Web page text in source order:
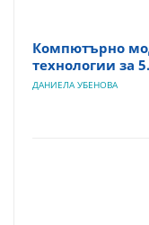
Компютърно
технологии за
ДАНИЕЛА УБЕНОВА